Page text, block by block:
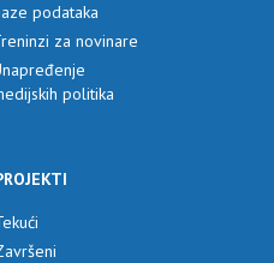
podataka
za novinare
politika